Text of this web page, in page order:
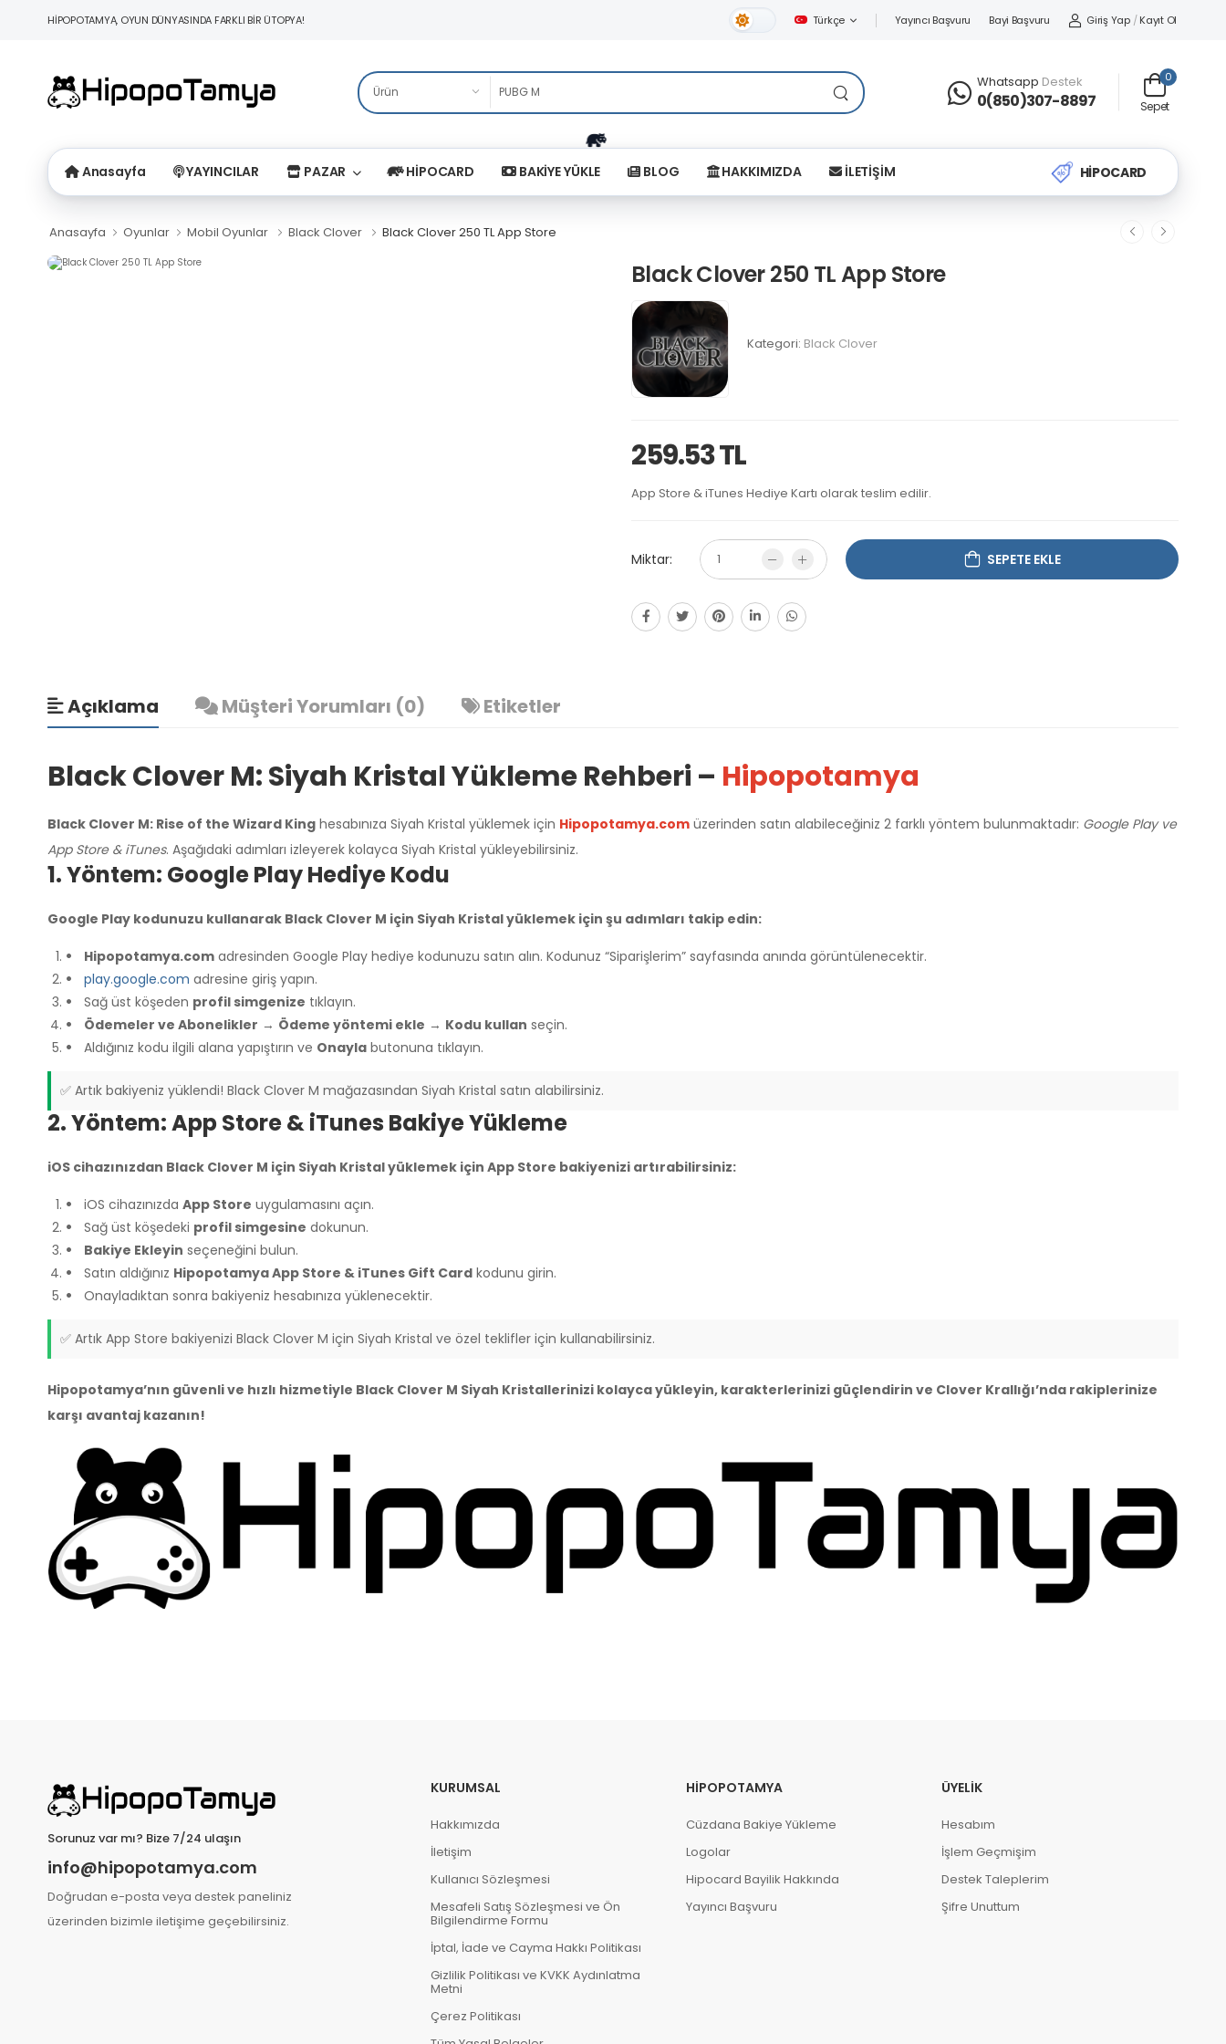
HİPOPOTAMYA, OYUN DÜNYASINDA FARKLI BİR ÜTOPYA! Gündüz Tema Türkçe Yayıncı Başvuru Bayi Başvuru Giriş Yap / Kayıt Ol
Whatsapp Destek
0(850)307-8897
0
Sepet
Anasayfa YAYINCILAR PAZAR HİPOCARD BAKİYE YÜKLE BLOG HAKKIMIZDA İLETİŞİM HİPOCARD
Anasayfa Oyunlar Mobil Oyunlar Black Clover Black Clover 250 TL App Store
Black Clover 250 TL App Store
Kategori: Black Clover
259.53 TL
App Store & iTunes Hediye Kartı olarak teslim edilir.
Miktar: SEPETE EKLE
Açıklama Müşteri Yorumları (0) Etiketler
Black Clover M: Siyah Kristal Yükleme Rehberi – Hipopotamya
Black Clover M: Rise of the Wizard King hesabınıza Siyah Kristal yüklemek için Hipopotamya.com üzerinden satın alabileceğiniz 2 farklı yöntem bulunmaktadır: Google Play ve
App Store & iTunes. Aşağıdaki adımları izleyerek kolayca Siyah Kristal yükleyebilirsiniz.
1. Yöntem: Google Play Hediye Kodu
Google Play kodunuzu kullanarak Black Clover M için Siyah Kristal yüklemek için şu adımları takip edin:
Hipopotamya.com adresinden Google Play hediye kodunuzu satın alın. Kodunuz “Siparişlerim” sayfasında anında görüntülenecektir.
play.google.com adresine giriş yapın.
Sağ üst köşeden profil simgenize tıklayın.
Ödemeler ve Abonelikler → Ödeme yöntemi ekle → Kodu kullan seçin.
Aldığınız kodu ilgili alana yapıştırın ve Onayla butonuna tıklayın.
✅ Artık bakiyeniz yüklendi! Black Clover M mağazasından Siyah Kristal satın alabilirsiniz.
2. Yöntem: App Store & iTunes Bakiye Yükleme
iOS cihazınızdan Black Clover M için Siyah Kristal yüklemek için App Store bakiyenizi artırabilirsiniz:
iOS cihazınızda App Store uygulamasını açın.
Sağ üst köşedeki profil simgesine dokunun.
Bakiye Ekleyin seçeneğini bulun.
Satın aldığınız Hipopotamya App Store & iTunes Gift Card kodunu girin.
Onayladıktan sonra bakiyeniz hesabınıza yüklenecektir.
✅ Artık App Store bakiyenizi Black Clover M için Siyah Kristal ve özel teklifler için kullanabilirsiniz.
Hipopotamya’nın güvenli ve hızlı hizmetiyle Black Clover M Siyah Kristallerinizi kolayca yükleyin, karakterlerinizi güçlendirin ve Clover Krallığı’nda rakiplerinize
karşı avantaj kazanın!
Üzgünüm!
Sorunuz var mı? Bize 7/24 ulaşın
info@hipopotamya.com
Doğrudan e-posta veya destek paneliniz
üzerinden bizimle iletişime geçebilirsiniz.
KURUMSAL
Hakkımızda
İletişim
Kullanıcı Sözleşmesi
Mesafeli Satış Sözleşmesi ve Ön
Bilgilendirme Formu
İptal, İade ve Cayma Hakkı Politikası
Gizlilik Politikası ve KVKK Aydınlatma
Metni
Çerez Politikası
HIPOPOTAMYA
Cüzdana Bakiye Yükleme
Logolar
Hipocard Bayilik Hakkında
Yayıncı Başvuru
ÜYELIK
Hesabım
İşlem Geçmişim
Destek Taleplerim
Şifre Unuttum